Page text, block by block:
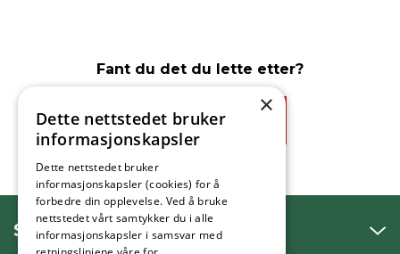
Fant du det du lette etter?
Ja
SNAKK MED OSS
×
Dette nettstedet bruker
informasjonskapsler
Dette nettstedet bruker
informasjonskapsler (cookies) for å
forbedre din opplevelse. Ved å bruke
nettstedet vårt samtykker du i alle
informasjonskapsler i samsvar med